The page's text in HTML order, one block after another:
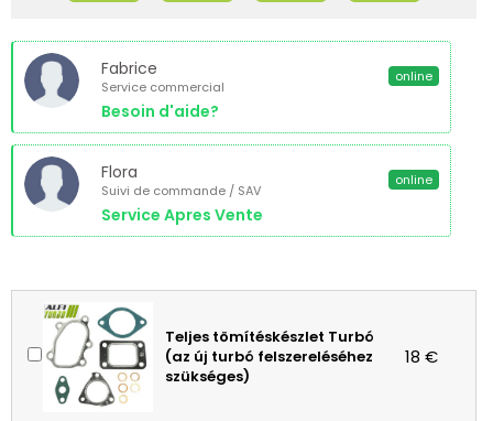
Fabrice
Service commercial
Besoin d'aide?
online
Flora
Suivi de commande / SAV
Service Apres Vente
online
Teljes tömítéskészlet Turbó
(az új turbó felszereléséhez
szükséges)
18 €